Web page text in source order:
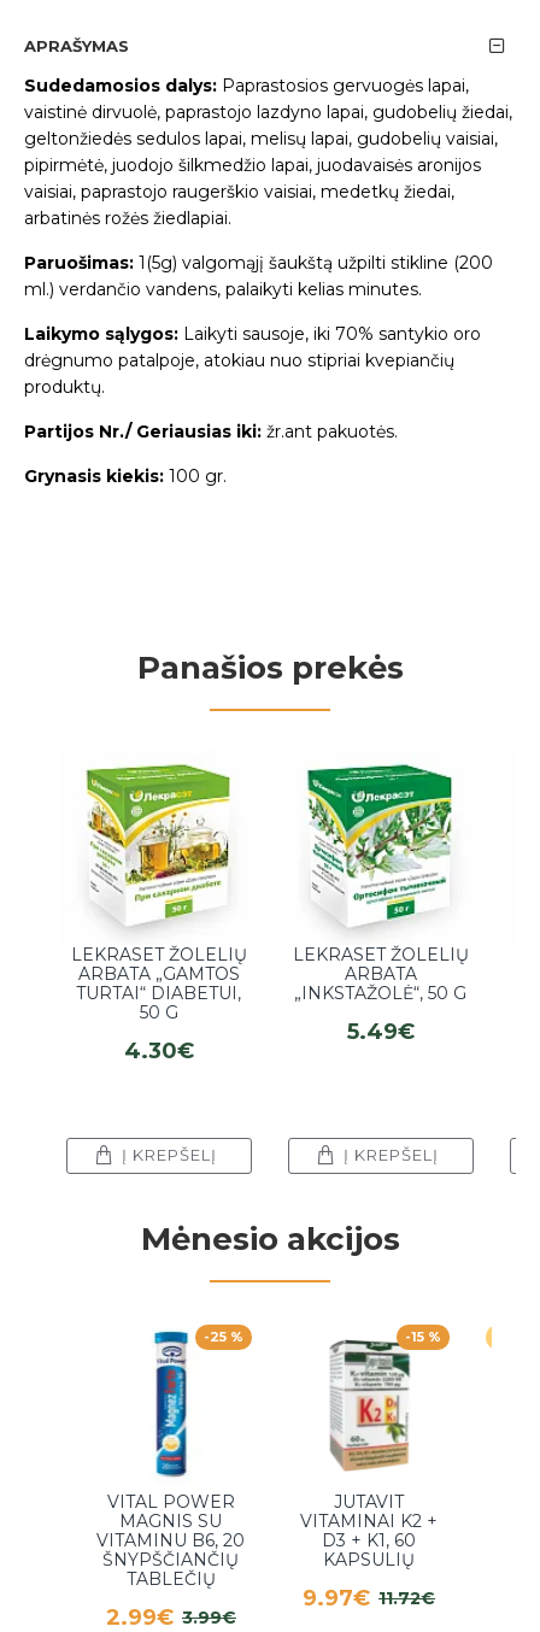
APRAŠYMAS
Sudedamosios dalys: Paprastosios gervuogės lapai,
vaistinė dirvuolė, paprastojo lazdyno lapai, gudobelių žiedai,
geltonžiedės sedulos lapai, melisų lapai, gudobelių vaisiai,
pipirmėtė, juodojo šilkmedžio lapai, juodavaisės aronijos
vaisiai, paprastojo raugerškio vaisiai, medetkų žiedai,
arbatinės rožės žiedlapiai.
Paruošimas: 1(5g) valgomąjį šaukštą užpilti stikline (200
ml.) verdančio vandens, palaikyti kelias minutes.
Laikymo sąlygos: Laikyti sausoje, iki 70% santykio oro
drėgnumo patalpoje, atokiau nuo stipriai kvepiančių
produktų.
Partijos Nr./ Geriausias iki: žr.ant pakuotės.
Grynasis kiekis: 100 gr.
Panašios prekės
LEKRASET ŽOLELIŲ
ARBATA „GAMTOS
TURTAI“ DIABETUI,
50 G
4.30€
Į KREPŠELĮ
LEKRASET ŽOLELIŲ
ARBATA
„INKSTAŽOLĖ“, 50 G
5.49€
Į KREPŠELĮ
Mėnesio akcijos
-25 %
VITAL POWER
MAGNIS SU
VITAMINU B6, 20
ŠNYPŠČIANČIŲ
TABLEČIŲ
2.99€ 3.99€
-15 %
JUTAVIT
VITAMINAI K2 +
D3 + K1, 60
KAPSULIŲ
9.97€ 11.72€